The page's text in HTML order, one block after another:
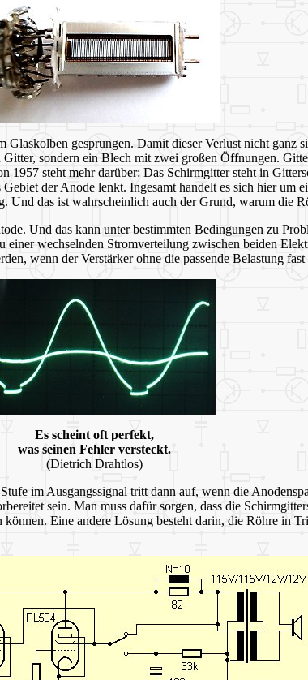
gesprungen. Damit dieser Verlust nicht ganz
sondern ein Blech mit zwei großen Öffnungen.
steht mehr darüber: Das Schirmgitter steht in
der Anode lenkt. Ingesamt handelt es sich hier
Und das ist wahrscheinlich auch der Grund, warum die
Und das kann unter bestimmten Bedingungen zu
wechselnden Stromverteilung zwischen beiden
wenn der Verstärker ohne die passende Belastung
Es scheint oft perfekt,
was seinen Fehler versteckt.
(Dietrich Drahtlos)
im Ausgangssignal tritt dann auf, wenn die
sein. Man muss dafür sorgen, dass die
Eine andere Lösung besteht darin, die Röhre in